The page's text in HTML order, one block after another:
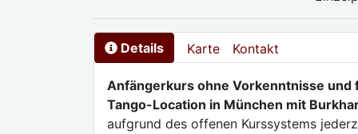
Details Karte Kontakt
Anfängerkurs ohne Vorkenntnisse und
Tango-Location in München mit
aufgrund des offenen Kurssystems